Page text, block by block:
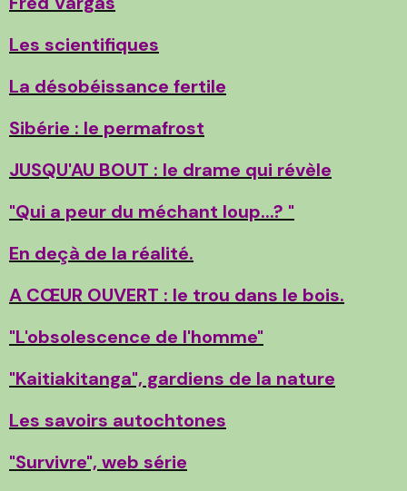
Les scientifiques
La désobéissance fertile
Sibérie : le permafrost
JUSQU'AU BOUT : le drame qui révèle
"Qui a peur du méchant loup...? "
En deçà de la réalité.
A CŒUR OUVERT : le trou dans le bois.
"L'obsolescence de l'homme"
"Kaitiakitanga", gardiens de la nature
Les savoirs autochtones
"Survivre", web série